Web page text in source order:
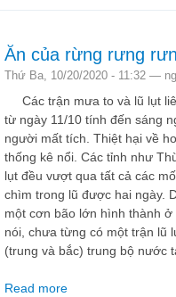
Ăn của rừng rưng
Thứ Ba, 10/20/2020 - 11:32 —
Các trận mưa to và lũ lụt
từ ngày 11/10 tính đến sáng
người mất tích. Thiệt hại về
thống kê nổi. Các tỉnh như
lụt đều vượt qua tất cả các
chìm trong lũ được hai ngày.
một cơn bão lớn hình thành
nói, chưa từng có một trận lũ
(trung và bắc) trung bộ nước
Read more